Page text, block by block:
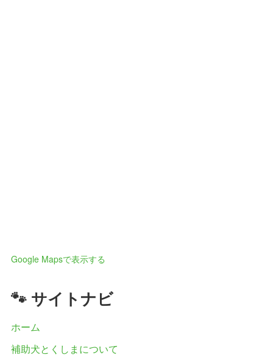
Google Mapsで表示する
🐾 サイトナビ
ホーム
補助犬とくしまについて